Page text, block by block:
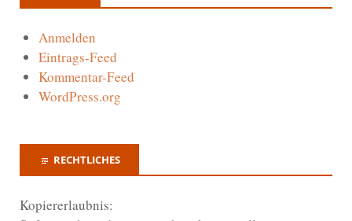
Anmelden
Eintrags-Feed
Kommentar-Feed
WordPress.org
RECHTLICHES
Kopiererlaubnis: